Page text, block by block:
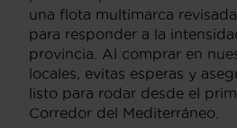
una flota multimarca
para responder a la
provincia. Al comprar en
locales, evitas esperas y
listo para rodar desde el
Corredor del Mediterráneo.